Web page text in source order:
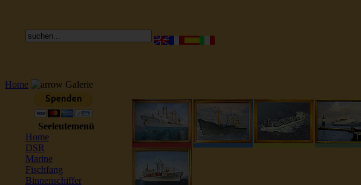
Home Galerie
Seeleutemenü
Home
DSR
Marine
Fischfang
Binnenschiffer